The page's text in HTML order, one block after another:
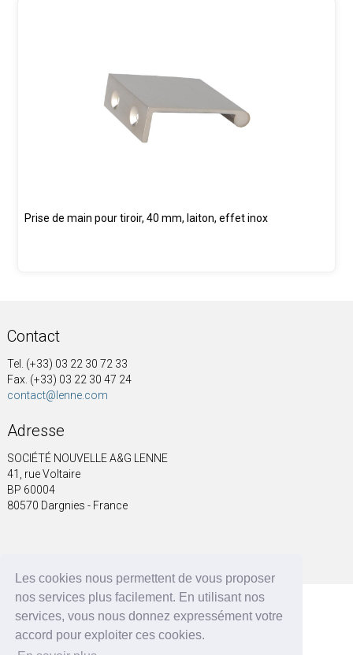
Les cookies nous permettent de vous proposer
nos services plus facilement. En utilisant nos
services, vous nous donnez expressément votre
accord pour exploiter ces cookies.
Prise de main pour tiroir, 40 mm, laiton, effet inox
Contact
Tel. (+33) 03 22 30 72 33
Fax. (+33) 03 22 30 47 24
contact@lenne.com
Adresse
SOCIÉTÉ NOUVELLE A&G LENNE
41, rue Voltaire
BP 60004
80570 Dargnies - France